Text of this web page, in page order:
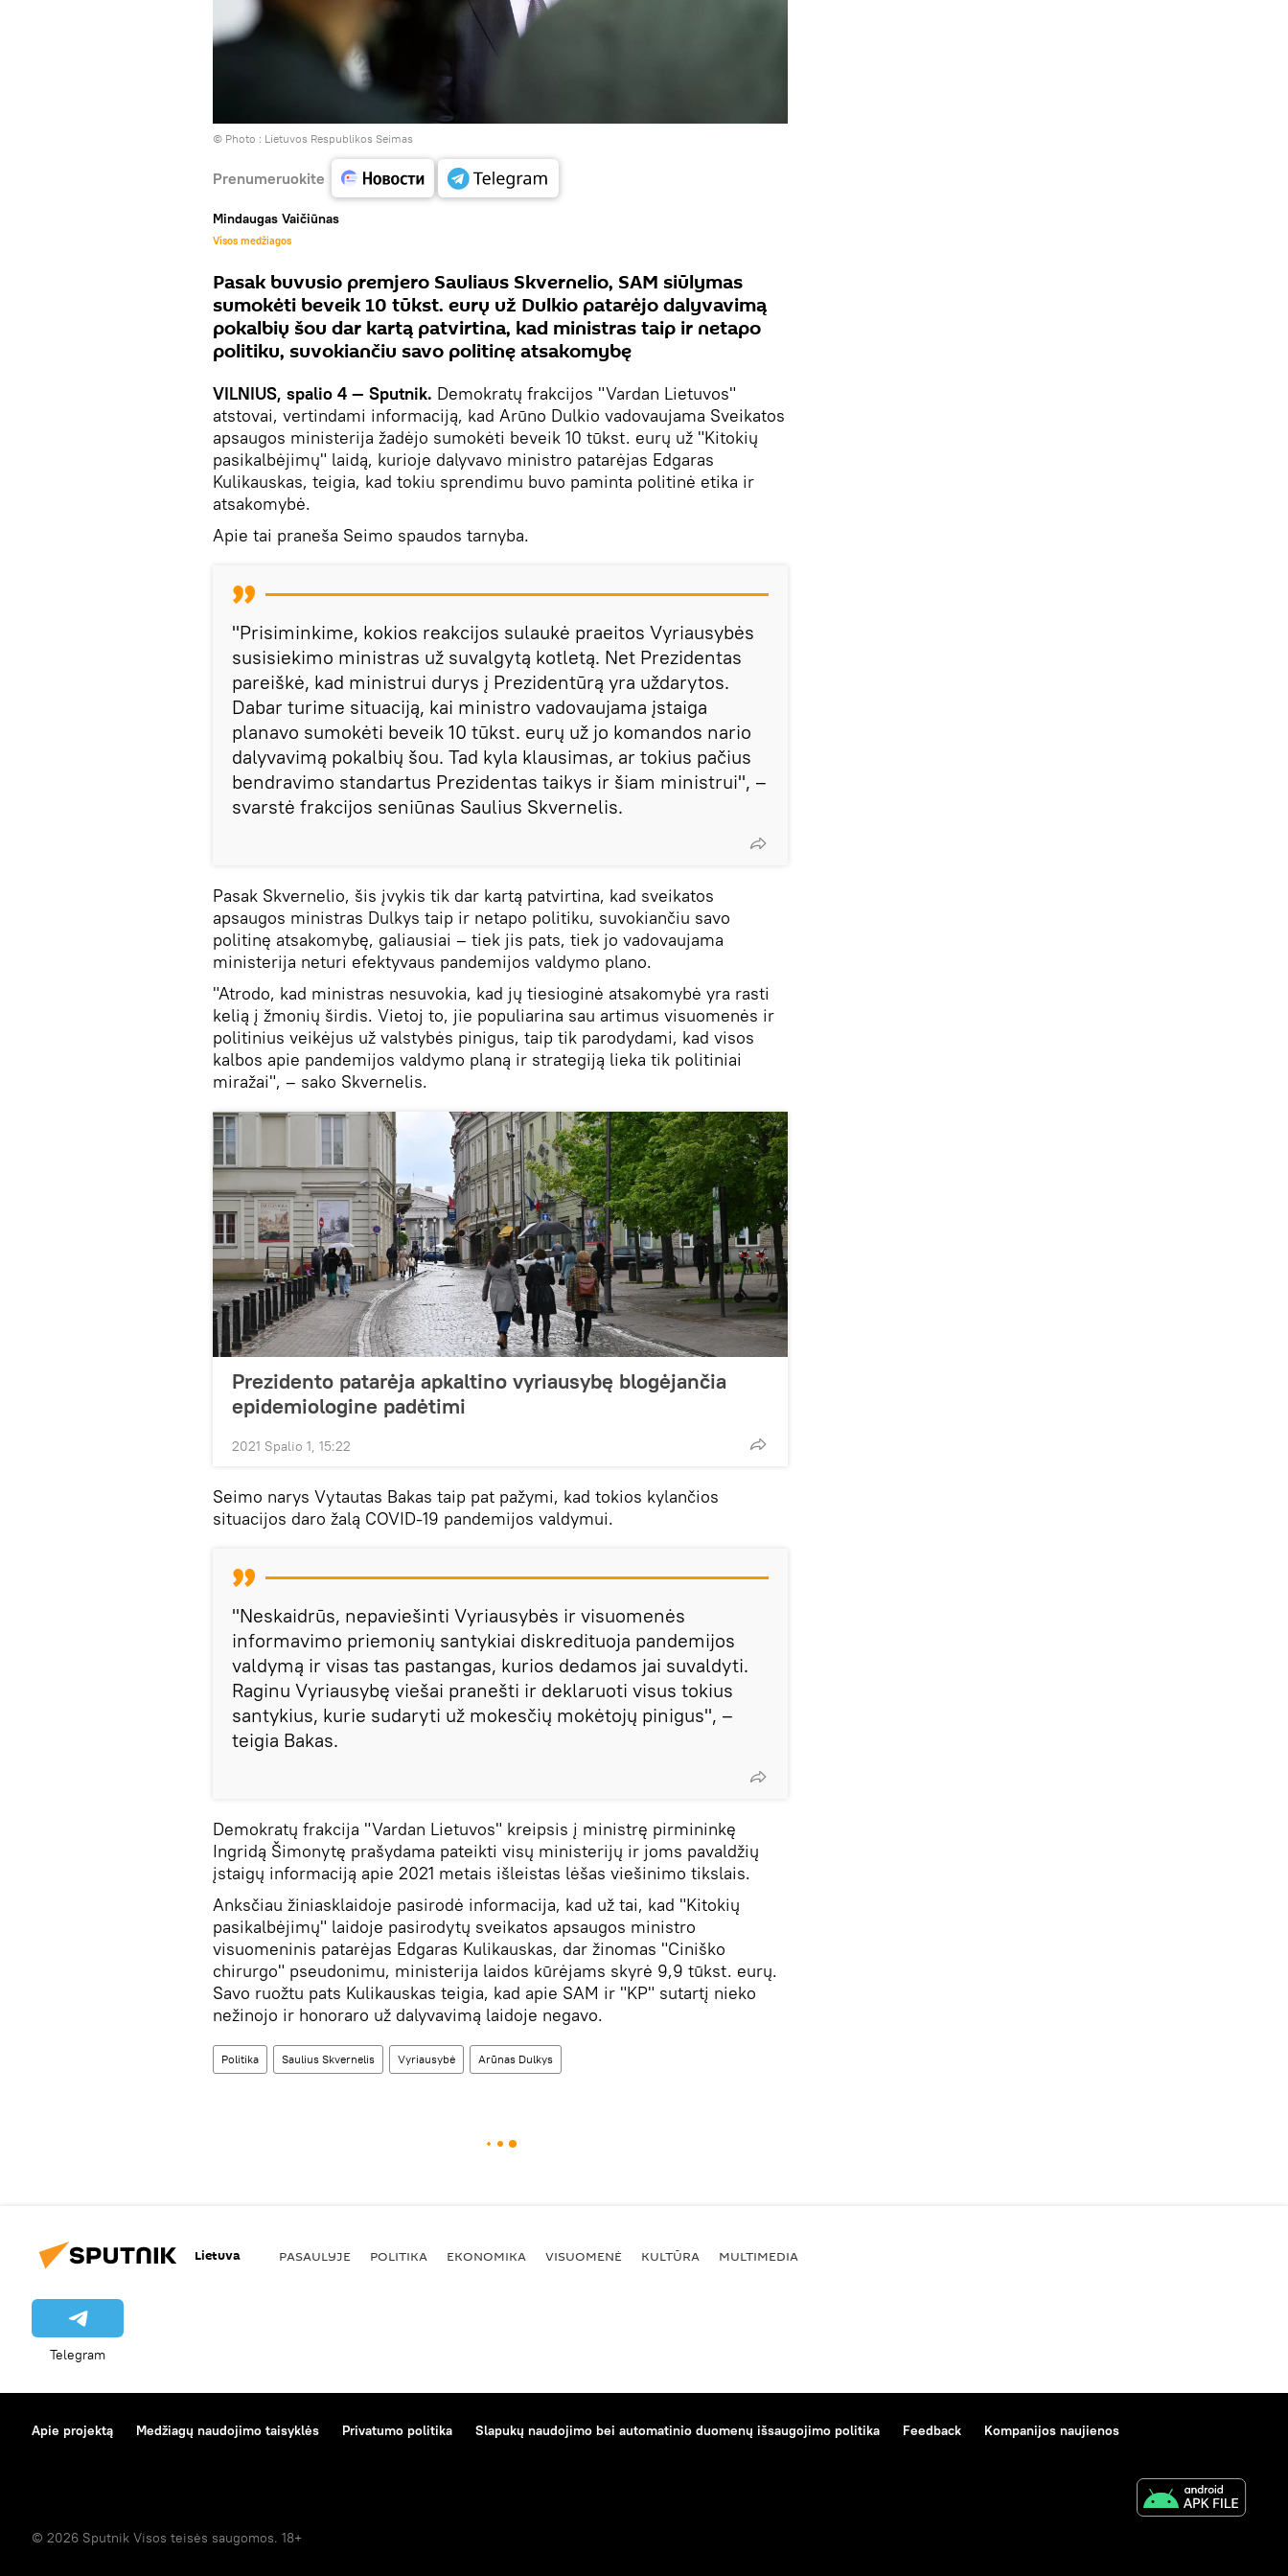
© Photo : Lietuvos Respublikos Seimas
Prenumeruokite
Mindaugas Vaičiūnas
Visos medžiagos
Pasak buvusio premjero Sauliaus Skvernelio, SAM siūlymas
sumokėti beveik 10 tūkst. eurų už Dulkio patarėjo dalyvavimą
pokalbių šou dar kartą patvirtina, kad ministras taip ir netapo
politiku, suvokiančiu savo politinę atsakomybę
VILNIUS, spalio 4 — Sputnik. Demokratų frakcijos "Vardan Lietuvos"
atstovai, vertindami informaciją, kad Arūno Dulkio vadovaujama Sveikatos
apsaugos ministerija žadėjo sumokėti beveik 10 tūkst. eurų už "Kitokių
pasikalbėjimų" laidą, kurioje dalyvavo ministro patarėjas Edgaras
Kulikauskas, teigia, kad tokiu sprendimu buvo paminta politinė etika ir
atsakomybė.
Apie tai praneša Seimo spaudos tarnyba.
"Prisiminkime, kokios reakcijos sulaukė praeitos Vyriausybės
susisiekimo ministras už suvalgytą kotletą. Net Prezidentas
pareiškė, kad ministrui durys į Prezidentūrą yra uždarytos.
Dabar turime situaciją, kai ministro vadovaujama įstaiga
planavo sumokėti beveik 10 tūkst. eurų už jo komandos nario
dalyvavimą pokalbių šou. Tad kyla klausimas, ar tokius pačius
bendravimo standartus Prezidentas taikys ir šiam ministrui", –
svarstė frakcijos seniūnas Saulius Skvernelis.
Pasak Skvernelio, šis įvykis tik dar kartą patvirtina, kad sveikatos
apsaugos ministras Dulkys taip ir netapo politiku, suvokiančiu savo
politinę atsakomybę, galiausiai – tiek jis pats, tiek jo vadovaujama
ministerija neturi efektyvaus pandemijos valdymo plano.
"Atrodo, kad ministras nesuvokia, kad jų tiesioginė atsakomybė yra rasti
kelią į žmonių širdis. Vietoj to, jie populiarina sau artimus visuomenės ir
politinius veikėjus už valstybės pinigus, taip tik parodydami, kad visos
kalbos apie pandemijos valdymo planą ir strategiją lieka tik politiniai
miražai", – sako Skvernelis.
Prezidento patarėja apkaltino vyriausybę blogėjančia
epidemiologine padėtimi
2021 Spalio 1, 15:22
Seimo narys Vytautas Bakas taip pat pažymi, kad tokios kylančios
situacijos daro žalą COVID-19 pandemijos valdymui.
"Neskaidrūs, nepaviešinti Vyriausybės ir visuomenės
informavimo priemonių santykiai diskredituoja pandemijos
valdymą ir visas tas pastangas, kurios dedamos jai suvaldyti.
Raginu Vyriausybę viešai pranešti ir deklaruoti visus tokius
santykius, kurie sudaryti už mokesčių mokėtojų pinigus", –
teigia Bakas.
Demokratų frakcija "Vardan Lietuvos" kreipsis į ministrę pirmininkę
Ingridą Šimonytę prašydama pateikti visų ministerijų ir joms pavaldžių
įstaigų informaciją apie 2021 metais išleistas lėšas viešinimo tikslais.
Anksčiau žiniasklaidoje pasirodė informacija, kad už tai, kad "Kitokių
pasikalbėjimų" laidoje pasirodytų sveikatos apsaugos ministro
visuomeninis patarėjas Edgaras Kulikauskas, dar žinomas "Ciniško
chirurgo" pseudonimu, ministerija laidos kūrėjams skyrė 9,9 tūkst. eurų.
Savo ruožtu pats Kulikauskas teigia, kad apie SAM ir "KP" sutartį nieko
nežinojo ir honoraro už dalyvavimą laidoje negavo.
Politika Saulius Skvernelis Vyriausybė Arūnas Dulkys
Lietuva PASAULYJE POLITIKA EKONOMIKA VISUOMENĖ KULTŪRA MULTIMEDIA
Telegram
Apie projektą Medžiagų naudojimo taisyklės Privatumo politika Slapukų naudojimo bei automatinio duomenų išsaugojimo politika Feedback Kompanijos naujienos
© 2026 Sputnik Visos teisės saugomos. 18+